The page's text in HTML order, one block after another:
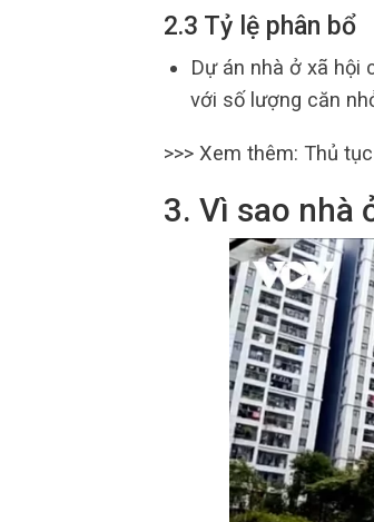
2.3 Tỷ lệ phân bổ
Dự án nhà ở xã hội
với số lượng căn
>>> Xem thêm: Thủ
3. Vì sao nhà